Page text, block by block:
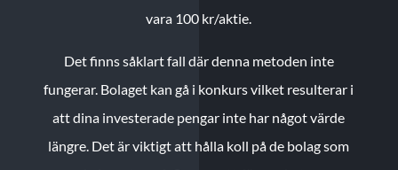
vara 100 kr/aktie.
Det finns såklart fall där denna metoden inte
fungerar. Bolaget kan gå i konkurs vilket resulterar i
att dina investerade pengar inte har något värde
längre. Det är viktigt att hålla koll på de bolag som